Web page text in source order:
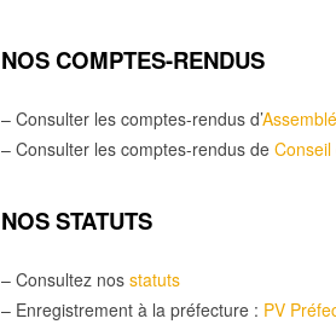
NOS COMPTES-RENDUS
– Consulter les comptes-rendus d’
– Consulter les comptes-rendus de Conseil
NOS STATUTS
– Consultez nos statuts
– Enregistrement à la préfecture : PV